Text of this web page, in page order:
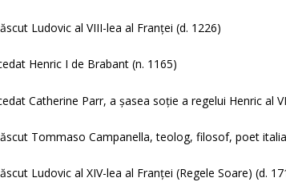
Ludovic al VIII-lea al Franței (d. 1226)
Henric I de Brabant (n. 1165)
Catherine Parr, a șasea soție a regelui Henric al
Tommaso Campanella, teolog, filosof, poet
Ludovic al XIV-lea al Franței (Regele Soare) (d.